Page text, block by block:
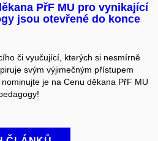
PřF MU pro vynikající
jsou otevřené do konce
či vyučující, kterých si nesmírně
svým výjimečným přístupem
je na Cenu děkana PřF MU